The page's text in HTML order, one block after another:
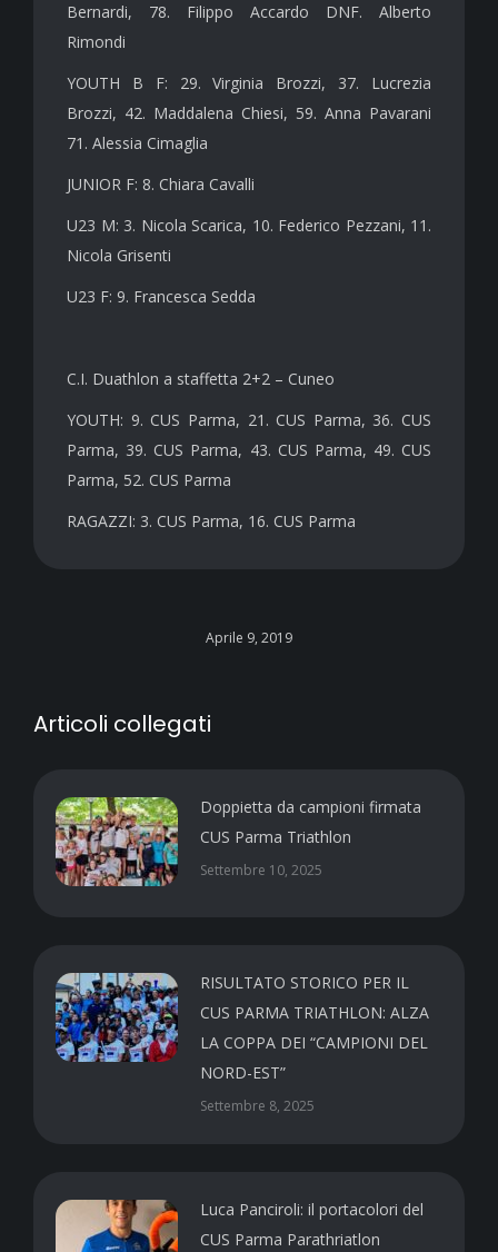
Bernardi, 78. Filippo Accardo DNF. Alberto
Rimondi
YOUTH B F: 29. Virginia Brozzi, 37. Lucrezia
Brozzi, 42. Maddalena Chiesi, 59. Anna Pavarani
71. Alessia Cimaglia
JUNIOR F: 8. Chiara Cavalli
U23 M: 3. Nicola Scarica, 10. Federico Pezzani, 11.
Nicola Grisenti
U23 F: 9. Francesca Sedda
C.I. Duathlon a staffetta 2+2 – Cuneo
YOUTH: 9. CUS Parma, 21. CUS Parma, 36. CUS
Parma, 39. CUS Parma, 43. CUS Parma, 49. CUS
Parma, 52. CUS Parma
RAGAZZI: 3. CUS Parma, 16. CUS Parma
Aprile 9, 2019
Articoli collegati
Doppietta da campioni firmata
CUS Parma Triathlon
Settembre 10, 2025
RISULTATO STORICO PER IL
CUS PARMA TRIATHLON: ALZA
LA COPPA DEI “CAMPIONI DEL
NORD-EST”
Settembre 8, 2025
Luca Panciroli: il portacolori del
CUS Parma Parathriatlon